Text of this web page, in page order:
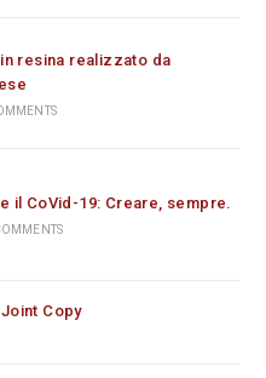
resina realizzato da
il CoVid-19: Creare, sempre.
Copy